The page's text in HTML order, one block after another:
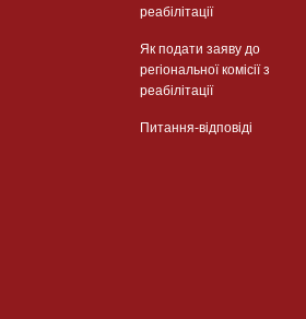
реабілітації
Як подати заяву до
регіональної комісії з
реабілітації
Питання-відповіді